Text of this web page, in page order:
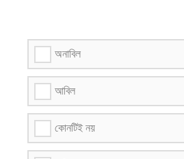
অনাবিল
আবিল
কোনটিই নয়